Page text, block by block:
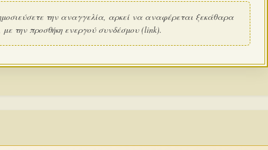
την αναγγελία, αρκεί να αναφέρεται ξεκάθαρα
με την προσθήκη ενεργού συνδέσμου (link).